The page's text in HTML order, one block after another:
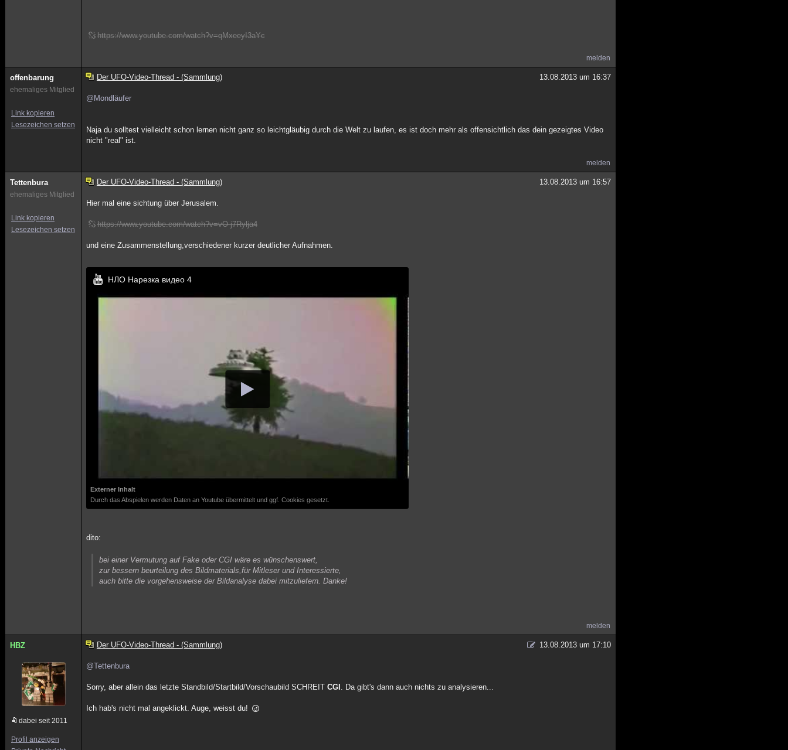
https://www.youtube.com/watch?v=qMxeeyI3aYc
melden
offenbarung
ehemaliges Mitglied
Link kopieren
Lesezeichen setzen
Der UFO-Video-Thread - (Sammlung) 13.08.2013 um 16:37
@Mondläufer
Naja du solltest vielleicht schon lernen nicht ganz so leichtgläubig durch die Welt zu laufen, es ist doch mehr als offensichtlich das dein gezeigtes Video
nicht "real" ist.
melden
Tettenbura
ehemaliges Mitglied
Link kopieren
Lesezeichen setzen
Der UFO-Video-Thread - (Sammlung) 13.08.2013 um 16:57
Hier mal eine sichtung über Jerusalem.
https://www.youtube.com/watch?v=vO-j7Rylja4
und eine Zusammenstellung,verschiedener kurzer deutlicher Aufnahmen.
НЛО Нарезка видео 4
Externer Inhalt
Durch das Abspielen werden Daten an Youtube übermittelt und ggf. Cookies gesetzt.
dito:
bei einer Vermutung auf Fake oder CGI wäre es wünschenswert,
zur bessern beurteilung des Bildmaterials,für Mitleser und Interessierte,
auch bitte die vorgehensweise der Bildanalyse dabei mitzuliefern. Danke!
melden
HBZ
dabei seit 2011
Profil anzeigen
Der UFO-Video-Thread - (Sammlung) 13.08.2013 um 17:10
@Tettenbura
Sorry, aber allein das letzte Standbild/Startbild/Vorschaubild SCHREITCGI . Da gibt's dann auch nichts zu analysieren...
Ich hab's nicht mal angeklickt. Auge, weisst du!